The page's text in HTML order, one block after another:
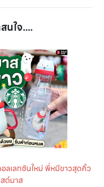
นใจ....
ลเลกชันใหม่ พี่หมีขาวสุดคิ้ว
ต์มาส